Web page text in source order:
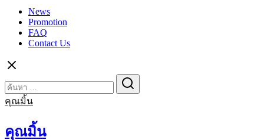
News
Promotion
FAQ
Contact Us
for:
คุณมิ้น
คุณมิ้น